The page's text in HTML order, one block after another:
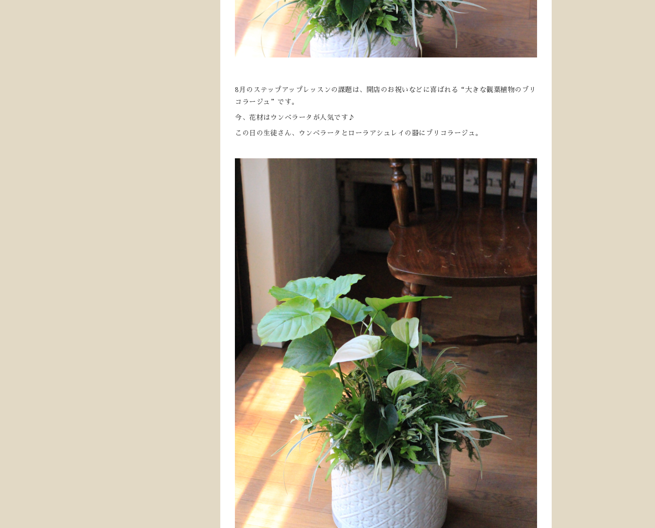
8月のステップアップレッスンの課題は、開店のお祝いなどに喜ばれる“大きな観葉植物のブリ
コラージュ”です。
今、花材はウンベラータが人気です♪
この日の生徒さん、ウンベラータとローラアシュレイの器にブリコラージュ。